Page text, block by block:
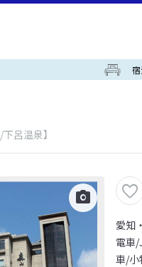
呂温泉】
愛知
電車/
車/小